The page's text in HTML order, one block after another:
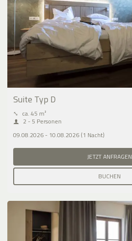
Suite Typ D
⤡ ca. 45 m²
2 - 5 Personen
09.08.2026 - 10.08.2026 (1 Nacht)
JETZT ANFRAGEN
BUCHEN